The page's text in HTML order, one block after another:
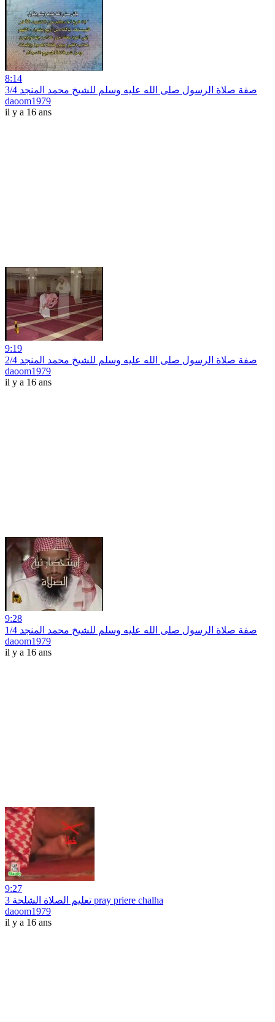
8:14
صفة صلاة الرسول صلى الله عليه وسلم للشيخ محمد المنجد 3/4
daoom1979
il y a 16 ans
9:19
صفة صلاة الرسول صلى الله عليه وسلم للشيخ محمد المنجد 2/4
daoom1979
il y a 16 ans
9:28
صفة صلاة الرسول صلى الله عليه وسلم للشيخ محمد المنجد 1/4
daoom1979
il y a 16 ans
9:27
3 تعليم الصلاة الشلحة pray priere chalha
daoom1979
il y a 16 ans